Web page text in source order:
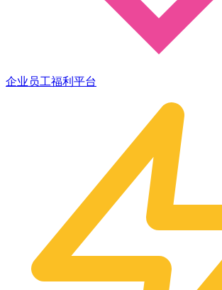
企业员工福利平台